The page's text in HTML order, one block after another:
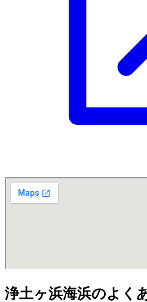
浄土ヶ浜海浜のよく